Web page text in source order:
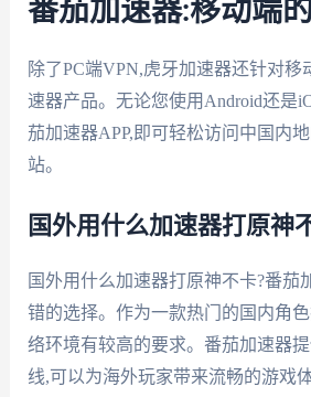
番茄加速器:移动端
除了PC端VPN,虎牙加速器还针对移
速器产品。无论您使用Android还是
茄加速器APP,即可轻松访问中国内
站。
国外用什么加速器打原神
国外用什么加速器打原神不卡?番茄
错的选择。作为一款热门的国内角
络环境有较高的要求。番茄加速器
线,可以为海外玩家带来流畅的游戏